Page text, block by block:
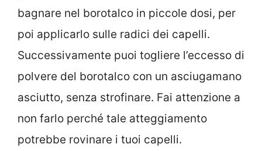
bagnare nel borotalco in piccole dosi, per
poi applicarlo sulle radici dei capelli.
Successivamente puoi togliere l’eccesso di
polvere del borotalco con un asciugamano
asciutto, senza strofinare. Fai attenzione a
non farlo perché tale atteggiamento
potrebbe rovinare i tuoi capelli.